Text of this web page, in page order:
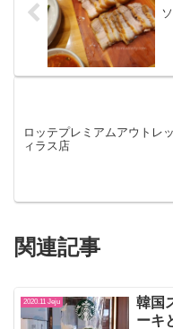
ロッテプレミアムアウトレ
ィラス店
関連記事
2020.11 Jeju
韓国
ーキ